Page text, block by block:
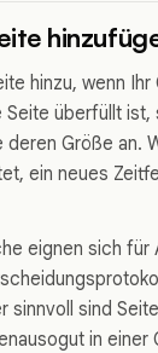
hinzu, wenn
Seite überfüllt
deren Größe an.
ein neues
eignen sich
sinnvoll sind
in